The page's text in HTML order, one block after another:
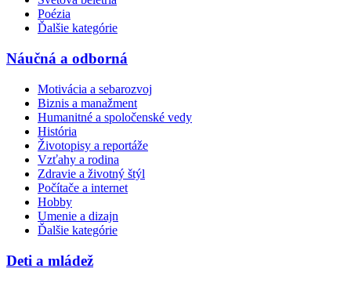
Poézia
Ďalšie kategórie
Náučná a odborná
Motivácia a sebarozvoj
Biznis a manažment
Humanitné a spoločenské vedy
História
Životopisy a reportáže
Vzťahy a rodina
Zdravie a životný štýl
Počítače a internet
Hobby
Umenie a dizajn
Ďalšie kategórie
Deti a mládež